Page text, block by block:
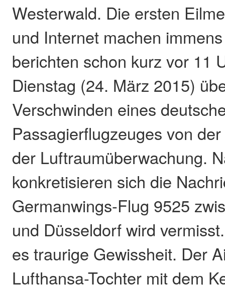
Westerwald. Die ersten
und Internet machen
berichten schon kurz vor 11
Dienstag (24. März 2015)
Verschwinden eines
Passagierflugzeuges von
der Luftraumüberwachung.
konkretisieren sich die
Germanwings-Flug 9525
und Düsseldorf wird
es traurige Gewissheit. Der
Lufthansa-Tochter mit dem